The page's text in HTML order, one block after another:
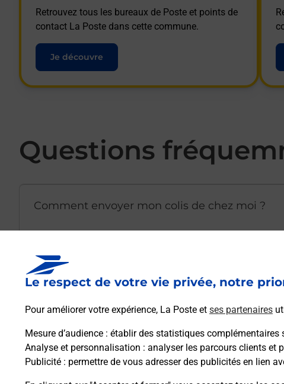
Le respect de votre vie privée, notre
Pour améliorer votre expérience, La Poste et ses partenaires
Mesure d’audience : établir des statistiques complémentaires
Analyse et personnalisation : analyser les parcours clients et
Publicité : permettre de vous adresser des publicités en lien
Retrouvez tous les bureaux de Poste et points de
contact La Poste dans cette commune.
Je découvre
Questions
Comment envoyer mon colis de chez moi ?
Est-il possible d’acheter un emballage
Comment demander une modification de
Comment La Poste participe-t-elle à votre